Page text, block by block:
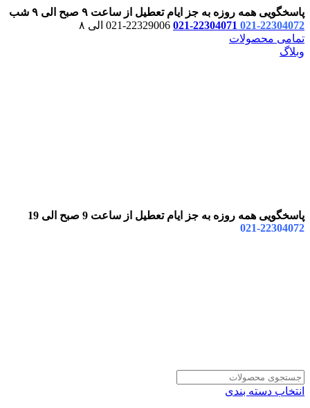
پاسخگویی همه روزه به جز ایام تعطیل از ساعت ۹ صبح الی ۹ شب
22304072-021
22304071-021
تمامی محصولات
وبلاگ
پاسخگویی همه روزه به جز ایام تعطیل از ساعت 9 صبح الی 19
22304072-021
انتخاب دسته بندی